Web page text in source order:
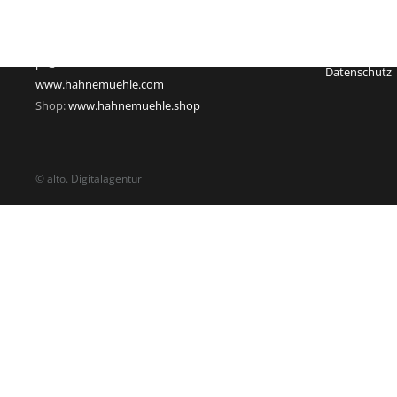
www.hahnemuehle.com
Shop:www.hahnemuehle.shop
Datenschutz
© alto. Digitalagentur